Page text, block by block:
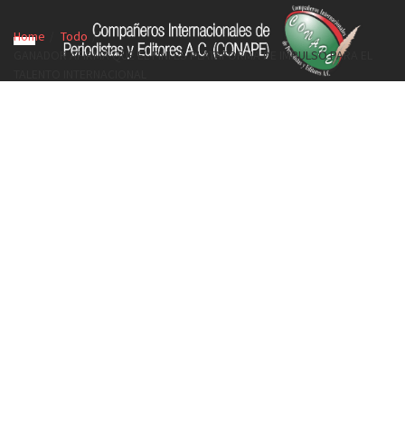
Home
Todo
GANADOR AFIRMA QUE EL FINI ES PLATAFORMA DE IMPULSO PARA EL